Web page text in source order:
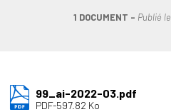
1 DOCUMENT Publié le
99_ai-2022-03.pdf
PDF-597.82 Ko